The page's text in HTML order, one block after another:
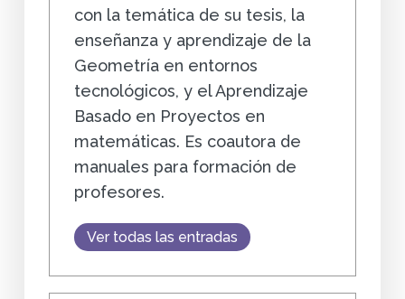
con la temática de su tesis, la
enseñanza y aprendizaje de la
Geometría en entornos
tecnológicos, y el Aprendizaje
Basado en Proyectos en
matemáticas. Es coautora de
manuales para formación de
profesores.
Ver todas las entradas